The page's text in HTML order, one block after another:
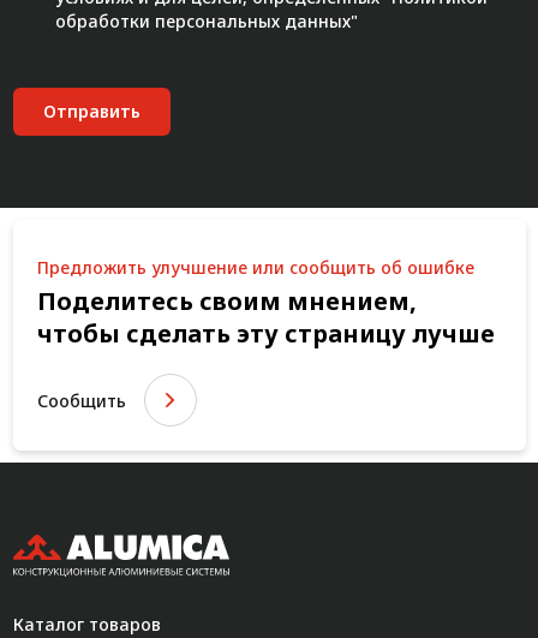
обработки персональных данных"
Отправить
Предложить улучшение или сообщить об ошибке
Поделитесь своим мнением,
чтобы сделать эту страницу лучше
Сообщить
Каталог товаров